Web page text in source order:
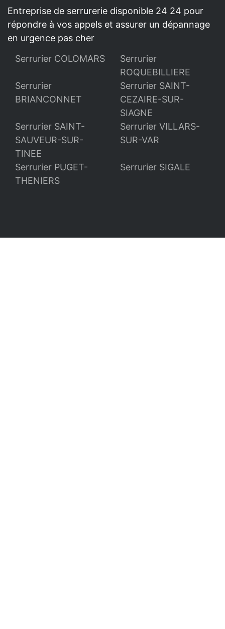
Entreprise de serrurerie disponible 24 24 pour
répondre à vos appels et assurer un dépannage
en urgence pas cher
Serrurier COLOMARS
Serrurier
ROQUEBILLIERE
Serrurier
BRIANCONNET
Serrurier SAINT-
CEZAIRE-SUR-
SIAGNE
Serrurier SAINT-
SAUVEUR-SUR-
TINEE
Serrurier VILLARS-
SUR-VAR
Serrurier PUGET-
THENIERS
Serrurier SIGALE